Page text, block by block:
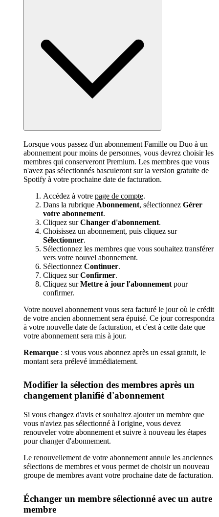
Lorsque vous passez d'un abonnement Famille ou Duo à un
abonnement pour moins de personnes, vous devrez choisir les
membres qui conserveront Premium. Les membres que vous
n'avez pas sélectionnés basculeront sur la version gratuite de
Spotify à votre prochaine date de facturation.
Accédez à votre page de compte.
Dans la rubrique Abonnement, sélectionnez Gérer
votre abonnement.
Cliquez surChanger d'abonnement.
Choisissez un abonnement, puis cliquez sur
Sélectionner.
Sélectionnez les membres que vous souhaitez transférer
vers votre nouvel abonnement.
Sélectionnez Continuer.
Cliquez surConfirmer.
Cliquez surMettre à jour l'abonnement pour
confirmer.
Votre nouvel abonnement vous sera facturé le jour où le crédit
de votre ancien abonnement sera épuisé. Ce jour correspondra
à votre nouvelle date de facturation, et c'est à cette date que
votre abonnement sera mis à jour.
Remarque : si vous vous abonnez après un essai gratuit, le
montant sera prélevé immédiatement.
Modifier la sélection des membres après un
changement planifié d'abonnement
Si vous changez d'avis et souhaitez ajouter un membre que
vous n'aviez pas sélectionné à l'origine, vous devez
renouveler votre abonnement et suivre à nouveau les étapes
pour changer d'abonnement.
Le renouvellement de votre abonnement annule les anciennes
sélections de membres et vous permet de choisir un nouveau
groupe de membres avant votre prochaine date de facturation.
Échanger un membre sélectionné avec un autre
membre